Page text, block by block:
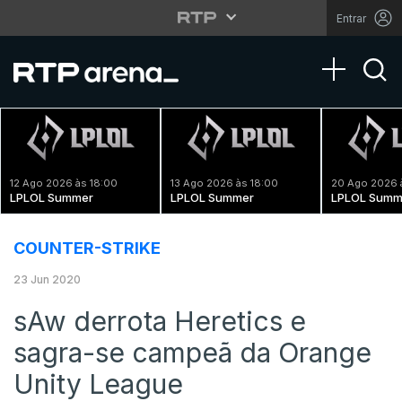
Entrar
Toggle
12 Ago 2026 às 18:00
LPLOL Summer
13 Ago 2026 às 18:00
LPLOL Summer
20 Ago 2026
LPLOL
COUNTER-STRIKE
23 Jun 2020
sAw derrota Heretics e
sagra-se campeã da Orange
Unity League